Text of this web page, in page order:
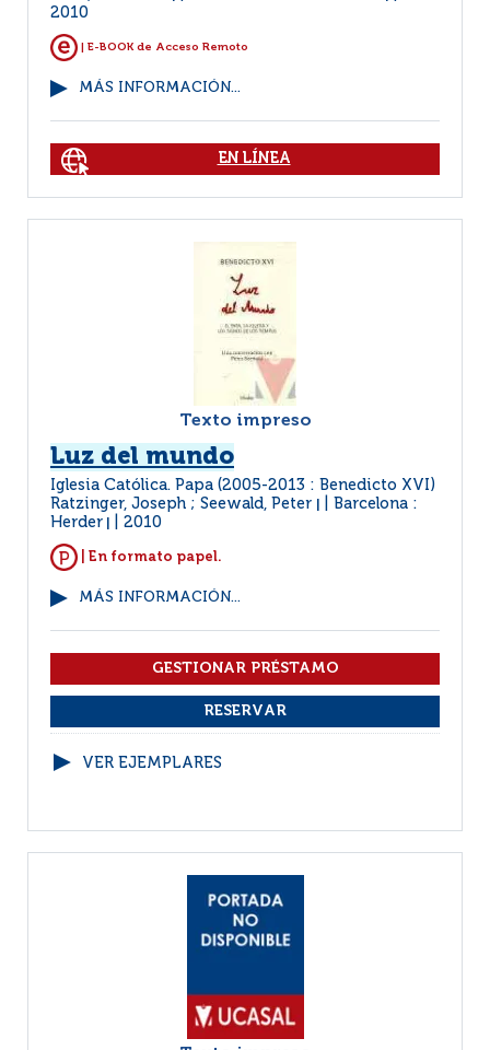
2010
| E-BOOK de Acceso Remoto
MÁS INFORMACIÓN...
EN LÍNEA
Texto impreso
Luz del mundo
Iglesia Católica. Papa (2005-2013 : Benedicto XVI)
Ratzinger, Joseph ; Seewald, Peter
Barcelona :
Herder
2010
| En formato papel.
MÁS INFORMACIÓN...
VER EJEMPLARES